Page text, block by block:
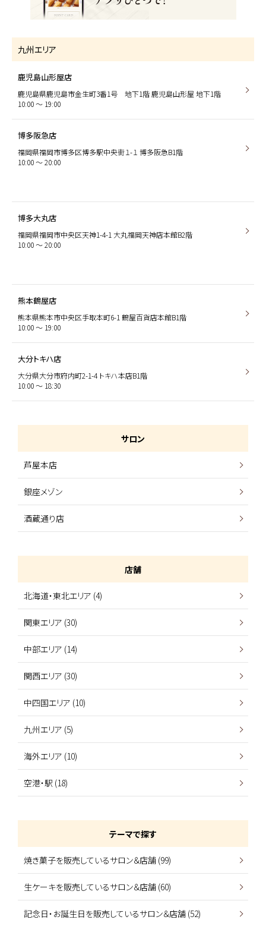
九州エリア
鹿児島山形屋店
鹿児島県鹿児島市金生町3番1号 地下1階 鹿児島山形屋 地下1階
10:00 〜 19:00
博多阪急店
福岡県福岡市博多区博多駅中央街１-１ 博多阪急B1階
10:00 〜 20:00
博多大丸店
福岡県福岡市中央区天神1-4-1 大丸福岡天神店本館B2階
10:00 〜 20:00
熊本鶴屋店
熊本県熊本市中央区手取本町6-1 鶴屋百貨店本館B1階
10:00 〜 19:00
大分トキハ店
大分県大分市府内町2-1-4 トキハ本店B1階
10:00 〜 18:30
サロン
芦屋本店
銀座メゾン
酒蔵通り店
店舗
北海道・東北エリア (4)
関東エリア (30)
中部エリア (14)
関西エリア (30)
中四国エリア (10)
九州エリア (5)
海外エリア (10)
空港・駅 (18)
テーマで探す
焼き菓子を販売しているサロン＆店舗 (99)
生ケーキを販売しているサロン＆店舗 (60)
記念日・お誕生日を販売しているサロン＆店舗 (52)